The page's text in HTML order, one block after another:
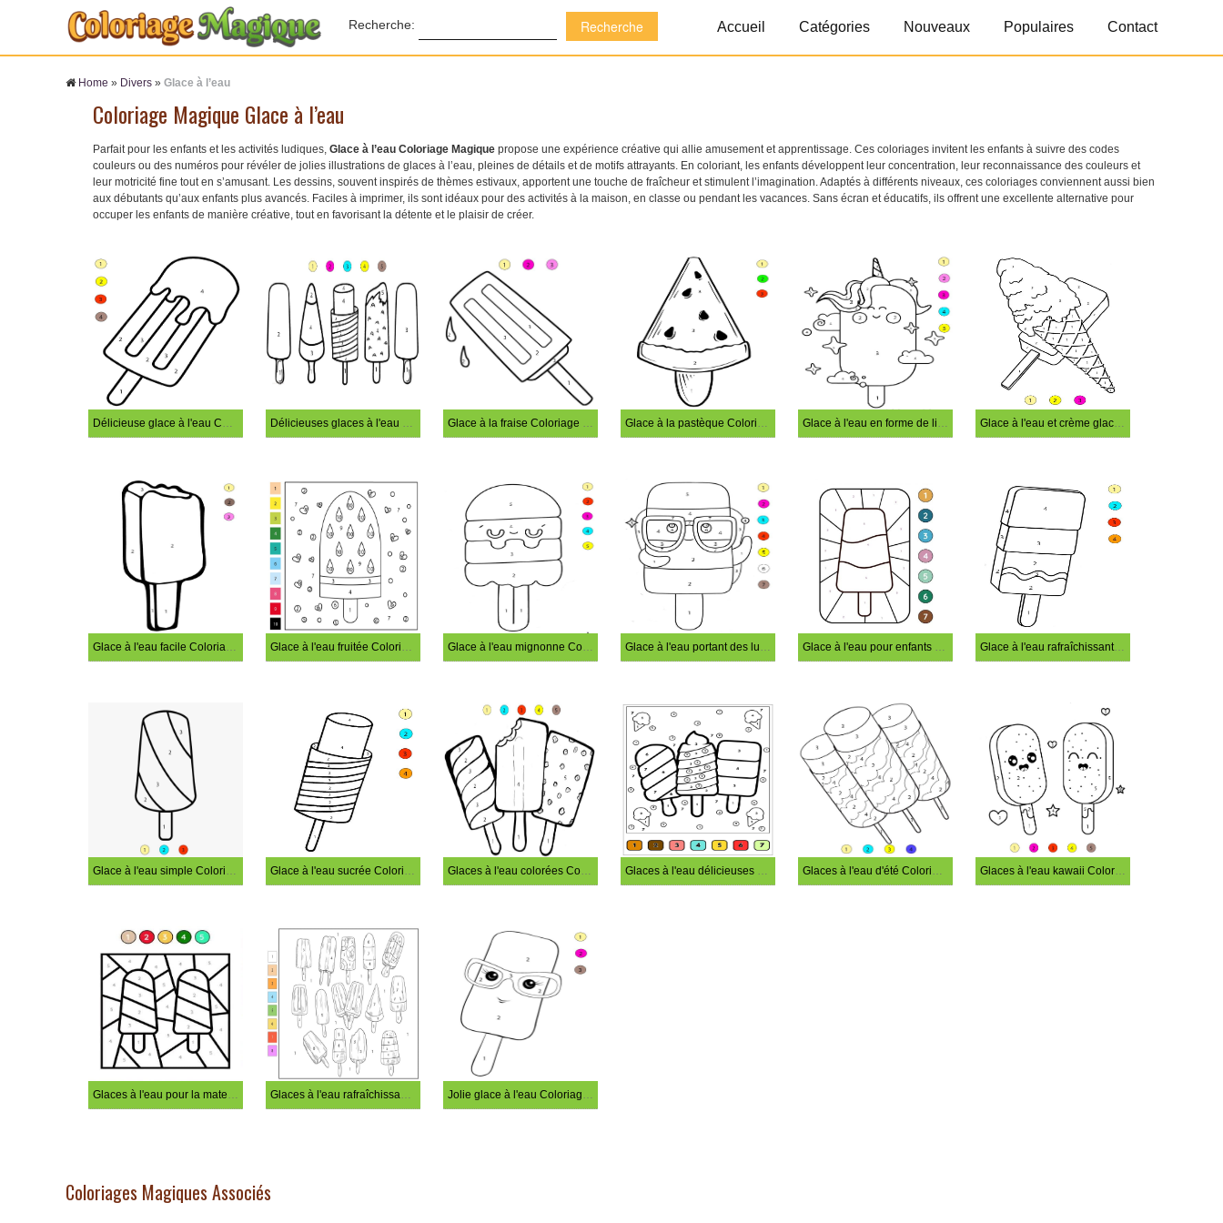
Recherche: Accueil Catégories Nouveaux Populaires Contact
Home » Divers » Glace à l’eau
Coloriage Magique Glace à l’eau
Parfait pour les enfants et les activités ludiques, Glace à l’eau Coloriage Magique propose une expérience créative qui allie amusement et apprentissage. Ces coloriages invitent les enfants à suivre des codes
couleurs ou des numéros pour révéler de jolies illustrations de glaces à l’eau, pleines de détails et de motifs attrayants. En coloriant, les enfants développent leur concentration, leur reconnaissance des couleurs et
leur motricité fine tout en s’amusant. Les dessins, souvent inspirés de thèmes estivaux, apportent une touche de fraîcheur et stimulent l’imagination. Adaptés à différents niveaux, ces coloriages conviennent aussi bien
aux débutants qu’aux enfants plus avancés. Faciles à imprimer, ils sont idéaux pour des activités à la maison, en classe ou pendant les vacances. Sans écran et éducatifs, ils offrent une excellente alternative pour
occuper les enfants de manière créative, tout en favorisant la détente et le plaisir de créer.
Délicieuse glace à l'eau Coloriage Magique Délicieuses glaces à l'eau Coloriage Magique Glace à la fraise Coloriage Magique Glace à la pastèque Coloriage Magique Glace à l'eau en forme de licorne Coloriage Magique Glace à l'eau et crème glacée Coloriage Magique
Glace à l'eau facile Coloriage Magique Glace à l'eau fruitée Coloriage Magique Glace à l'eau mignonne Coloriage Magique Glace à l'eau portant des lunettes Coloriage Magique Glace à l'eau pour enfants Coloriage Magique Glace à l'eau rafraîchissante Coloriage Magique
Glace à l'eau simple Coloriage Magique Glace à l'eau sucrée Coloriage Magique Glaces à l'eau colorées Coloriage Magique Glaces à l'eau délicieuses Coloriage Magique Glaces à l'eau d'été Coloriage Magique Glaces à l'eau kawaii Coloriage Magique
Glaces à l'eau pour la maternelle Coloriage Magique Glaces à l'eau rafraîchissantes Coloriage Magique Jolie glace à l'eau Coloriage Magique
Coloriages Magiques Associés